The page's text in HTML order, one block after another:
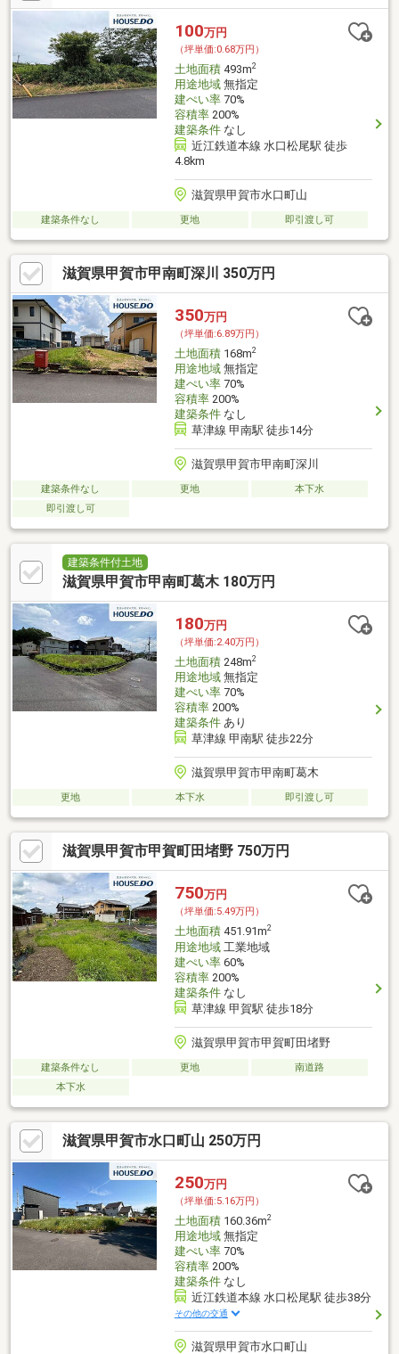
100万円
（坪単価:0.68万円）
土地面積493m2
用途地域無指定
建ぺい率70%
容積率200%
建築条件なし
近江鉄道本線 水口松尾駅 徒歩
4.8km
滋賀県甲賀市水口町山
建築条件なし 更地 即引渡し可
滋賀県甲賀市甲南町深川 350万円
350万円
（坪単価:6.89万円）
土地面積168m2
用途地域無指定
建ぺい率70%
容積率200%
建築条件なし
草津線 甲南駅 徒歩14分
滋賀県甲賀市甲南町深川
建築条件なし 更地
本下水
即引渡し可
建築条件付土地
滋賀県甲賀市甲南町葛木 180万円
180万円
（坪単価:2.40万円）
土地面積248m2
用途地域無指定
建ぺい率70%
容積率200%
建築条件あり
草津線 甲南駅 徒歩22分
滋賀県甲賀市甲南町葛木
更地 本下水 即引渡し可
滋賀県甲賀市甲賀町田堵野 750万円
750万円
（坪単価:5.49万円）
土地面積451.91m2
用途地域工業地域
建ぺい率60%
容積率200%
建築条件なし
草津線 甲賀駅 徒歩18分
滋賀県甲賀市甲賀町田堵野
建築条件なし 更地
南道路
本下水
滋賀県甲賀市水口町山 250万円
250万円
（坪単価:5.16万円）
土地面積160.36m2
用途地域無指定
建ぺい率70%
容積率200%
建築条件なし
近江鉄道本線 水口松尾駅 徒歩38分
その他の交通
滋賀県甲賀市水口町山